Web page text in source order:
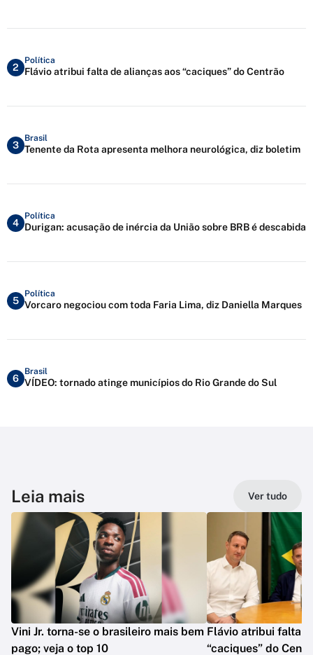
2
Política
Flávio atribui falta de alianças aos “caciques” do Centrão
3
Brasil
Tenente da Rota apresenta melhora neurológica, diz boletim
4
Política
Durigan: acusação de inércia da União sobre BRB é descabida
5
Política
Vorcaro negociou com toda Faria Lima, diz Daniella Marques
6
Brasil
VÍDEO: tornado atinge municípios do Rio Grande do Sul
Leia mais Ver tudo
Vini Jr. torna-se o brasileiro mais bem
pago; veja o top 10
Flávio atribui falta
“caciques” do